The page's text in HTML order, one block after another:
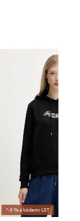
*-5 % s kódem: LST